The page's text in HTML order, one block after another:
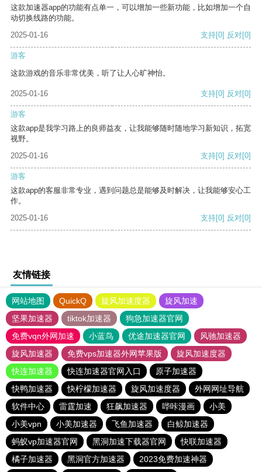
这款加速器app的功能有点单一，可以增加一些新功能，比如增加一个自
动切换线路的功能。
2025-01-16
支持[0] 反对[0]
游客
这款游戏的音乐非常优美，听了让人心旷神怡。
2025-01-16 支持[0] 反对[0]
游客
这款app是我学习路上的良师益友，让我能够随时随地学习新知识，拓宽
视野。
2025-01-16
支持[0] 反对[0]
游客
这款app的客服非常专业，遇到问题总是能够及时解决，让我能够安心工
作。
2025-01-16
支持[0] 反对[0]
友情链接
网站地图 QuickQ 旋风加速度器
旋风加速
坚果加速器
tiktok加速器
狗急加速器官网
免费vqn外网加速
小蓝鸟 优途加速器官网
风驰加速器
旋风加速器
免费vps加速器外网苹果版
旋风加速度器
快连加速器
快连加速器官网入口
原子加速器
快鸭加速器
快柠檬加速器 旋风加速度器
外网网址导航
软件中心
雷霆加速 狂飙加速器 哔咔漫画
小美
小美vpn
小美加速器 飞鱼加速器
白鲸加速器
蚂蚁vp加速器官网
黑洞加速下载器官网
快联加速器
橘子加速器
黑洞官方加速器 2023免费加速神器